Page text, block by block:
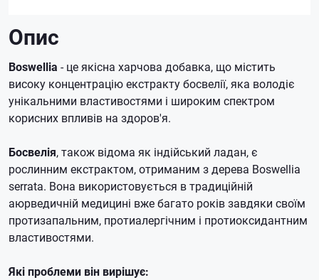
Опис
Boswellia - це якісна харчова добавка, що містить
високу концентрацію екстракту босвелії, яка володіє
унікальними властивостями і широким спектром
корисних впливів на здоров'я.
Босвелія, також відома як індійський ладан, є
рослинним екстрактом, отриманим з дерева Boswellia
serrata. Вона використовується в традиційній
аюрведичній медицині вже багато років завдяки своїм
протизапальним, протиалергічним і протиоксидантним
властивостями.
Які проблеми він вирішує: